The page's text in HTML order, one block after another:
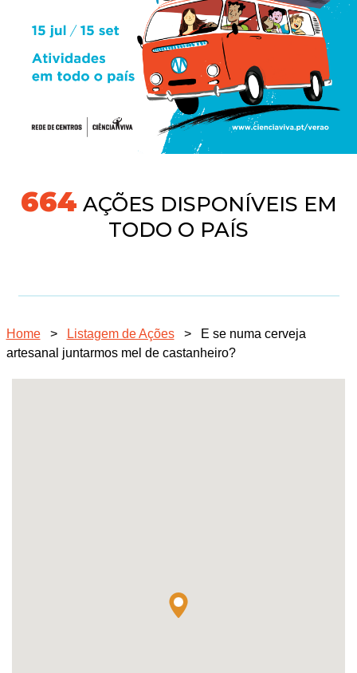
718AÇÕES DISPONÍVEIS EM
TODO O PAÍS
Home > Listagem de Ações >
E se numa cerveja
artesanal juntarmos mel de castanheiro?